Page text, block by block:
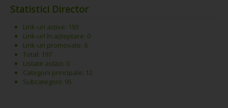
Statistici Director
Link-uri active: 193
Link-uri în așteptare: 0
Link-uri promovate: 6
Total: 197
Listate astăzi: 0
Categorii principale: 12
Subcategorii: 95